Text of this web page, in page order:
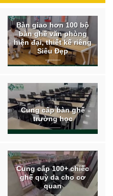
Bàn giao hơn 100 bộ
bàn ghế văn phòng
hiện đại, thiết kế riêng
Siêu Đẹp
Cung cấp bàn ghế
trường học
Cung cấp 100+ chiếc
ghế quỳ da cho cơ
quan